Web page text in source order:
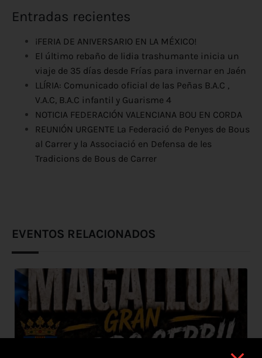
Entradas recientes
¡FERIA DE ANIVERSARIO EN LA MÉXICO!
El último rebaño de lidia trashumante inicia un
viaje de 35 días desde Frías para invernar en Jaén
LLÍRIA: Comunicado oficial de las Peñas B.A.C ,
V.A.C, B.A.C infantil y Guarisme 4
NOTICIA FEDERACIÓN VALENCIANA BOU EN CORDA
REUNIÓN URGENTE La Federació de Penyes de Bous
al Carrer y la Associació en Defensa de les
Tradicions de Bous de Carrer
EVENTOS RELACIONADOS